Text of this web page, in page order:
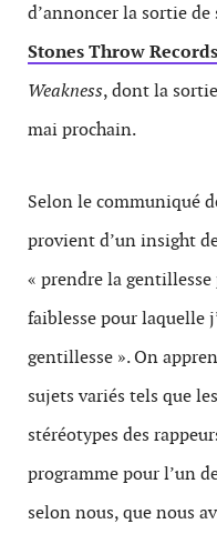
d’annoncer la sortie
Stones Throw Records
Weakness, dont la
mai prochain.
Selon le communiqué
provient d’un insight
« prendre la
faiblesse pour laquelle
gentillesse ». On
sujets variés tels que
stéréotypes des
programme pour l’un
selon nous, que nous